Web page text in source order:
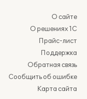
О сайте
О решениях 1С
Прайс-лист
Поддержка
Обратная связь
Сообщить об ошибке
Карта сайта